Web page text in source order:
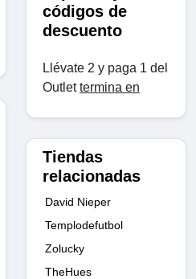
códigos de
descuento
Llévate 2 y paga 1 del
Outlettermina en
Tiendas
relacionadas
David Nieper
Templodefutbol
Zolucky
TheHues